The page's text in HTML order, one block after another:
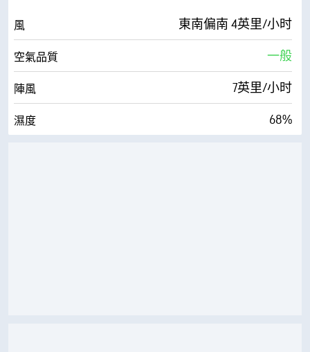
風 東南偏南 4英里/小时
空氣品質 一般
陣風 7英里/小时
濕度 68%